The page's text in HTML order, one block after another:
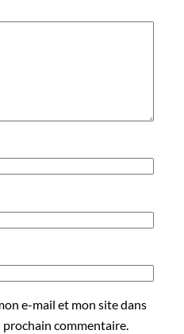
e-mail et mon site dans
commentaire.